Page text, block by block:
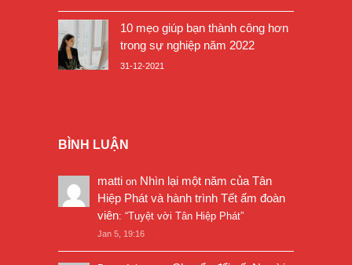
10 mẹo giúp bạn thành công hơn
trong sự nghiệp năm 2022
31-12-2021
BÌNH LUẬN
matti on Nhìn lại một năm của Tân
Hiệp Phát và hành trình Tết ấm đoàn
viên: “Tuyệt vời Tân Hiệp Phát”
Jan 5, 19:16